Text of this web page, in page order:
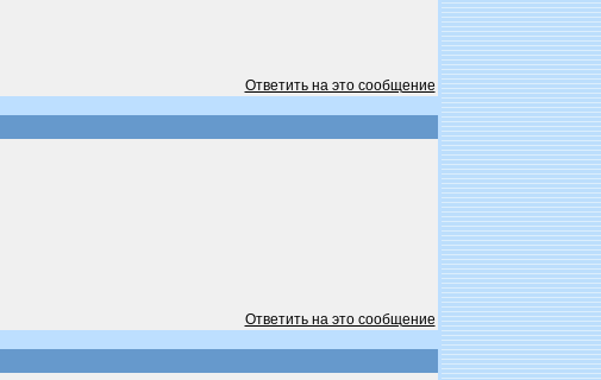
Ответить на это сообщение
Ответить на это сообщение